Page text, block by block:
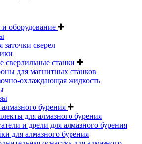
оборудование
заточки сверел
сверлильные станки
для магнитных станков
охлаждающая жидкость
бурения
для алмазного бурения
и дрели для алмазного бурения
для алмазного бурения